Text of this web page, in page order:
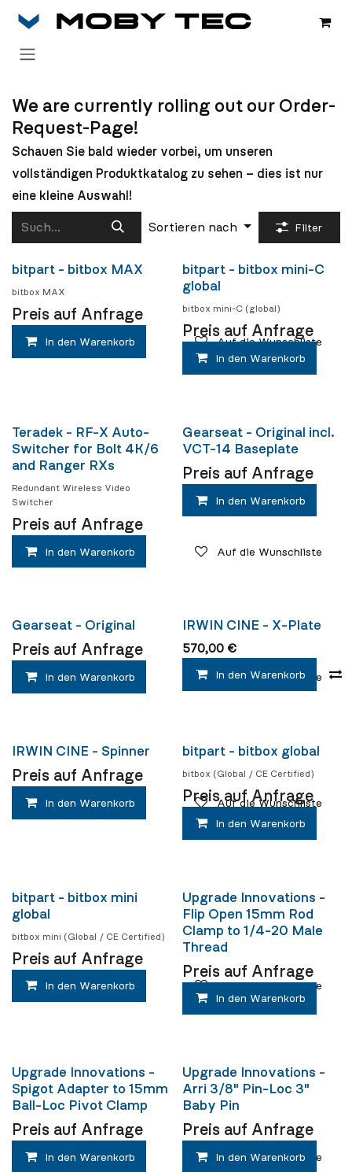
We are currently rolling out our Order-
Request-Page!
Schauen Sie bald wieder vorbei, um unseren
vollständigen Produktkatalog zu sehen – dies ist nur
eine kleine Auswahl!
Sortieren nach Filter
Coming soon
bitpart - bitbox MAX
bitbox MAX
Preis auf Anfrage
In den Warenkorb Auf die Wunschliste
Coming soon
bitpart - bitbox mini-C
global
bitbox mini-C (global)
Preis auf Anfrage
In den Warenkorb
Neu!
Teradek - RF-X Auto-
Switcher for Bolt 4K/6
and Ranger RXs
Redundant Wireless Video
Switcher
Preis auf Anfrage
In den Warenkorb Auf die Wunschliste
Neu!
Gearseat - Original incl.
VCT-14 Baseplate
Preis auf Anfrage
In den Warenkorb
Neu!
Gearseat - Original
Preis auf Anfrage
In den Warenkorb Auf die Wunschliste
IRWIN CINE - X-Plate
570,00€
In den Warenkorb
IRWIN CINE - Spinner
Preis auf Anfrage
In den Warenkorb Auf die Wunschliste
bitpart - bitbox global
bitbox (Global / CE Certified)
Preis auf Anfrage
In den Warenkorb
bitpart - bitbox mini
global
bitbox mini (Global / CE Certified)
Preis auf Anfrage
In den Warenkorb Auf die Wunschliste
Upgrade Innovations -
Flip Open 15mm Rod
Clamp to 1/4-20 Male
Thread
Preis auf Anfrage
In den Warenkorb
Upgrade Innovations -
Spigot Adapter to 15mm
Ball-Loc Pivot Clamp
Preis auf Anfrage
In den Warenkorb Auf die Wunschliste
Upgrade Innovations -
Arri 3/8" Pin-Loc 3"
Baby Pin
Preis auf Anfrage
In den Warenkorb